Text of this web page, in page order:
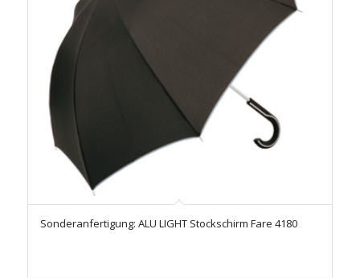
Sonderanfertigung: ALU LIGHT Stockschirm Fare 4180